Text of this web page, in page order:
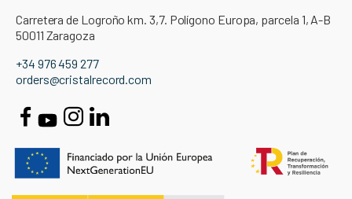
Carretera de Logroño km. 3,7. Polígono Europa, parcela 1, A-B
50011 Zaragoza
+34 976 459 277
orders@cristalrecord.com